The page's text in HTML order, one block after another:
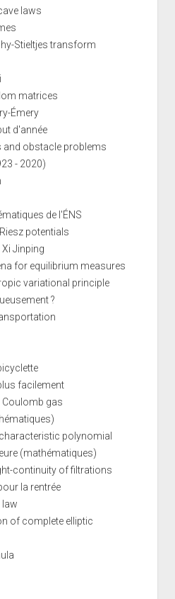
laws
Stieltjes transform
matrices
Émery
d'année
and obstacle problems
- 2020)
de l'ÉNS
potentials
Jinping
for equilibrium measures
variational principle
?
facilement
gas
polynomial
(mathématiques)
continuity of filtrations
la rentrée
law
of complete elliptic